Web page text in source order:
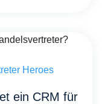
Heroes
ein CRM für